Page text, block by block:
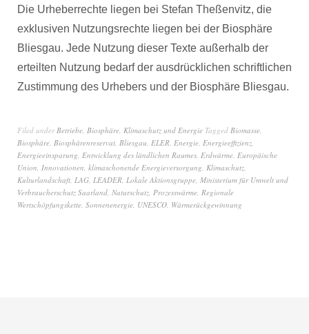
Die Urheberrechte liegen bei Stefan Theßenvitz, die
exklusiven Nutzungsrechte liegen bei der Biosphäre
Bliesgau. Jede Nutzung dieser Texte außerhalb der
erteilten Nutzung bedarf der ausdrücklichen schriftlichen
Zustimmung des Urhebers und der Biosphäre Bliesgau.
Filed underBetriebe, Biosphäre, Klimaschutz und Energie Tagged Biomasse,
Biosphäre, Biosphärenreservat, Bliesgau, ELER, Energie, Energieeffizienz,
Energieeinsparung, Entwicklung des ländlichen Raumes, Erdwärme, Europäische
Union, Innovationen, klimaschonende Energieversorgung, Klimaschutz,
Kulturlandschaft, LAG, LEADER, Lokale Aktionsgruppe, Ministerium für Umwelt und
Verbraucherschutz Saarland, Naturschutz, Prozesswärme, Regionale
Wertschöpfungskette, Sonnenenergie, UNESCO, Wärmerückgewinnung